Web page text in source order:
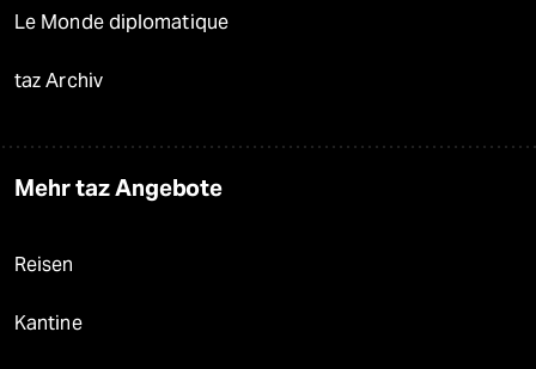
Le Monde diplomatique
taz Archiv
Mehr taz Angebote
Reisen
Kantine